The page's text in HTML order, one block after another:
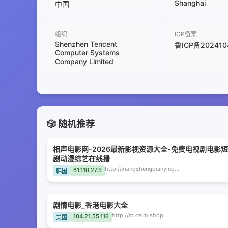
中国 Shanghai
组织
Shenzhen Tencent
Computer Systems
Company Limited
ICP备案
鲁ICP备
🎲 随机推荐
相声电影网-2026最新影视资源大全-免费电视剧电影短
剧动漫综艺在线播
韩国 61.110.27.9 http://xiangshengdianyingwang.czkxjr.com
剧情电影_香港电影大全
美国 104.21.55.116 http://m.celm.shop